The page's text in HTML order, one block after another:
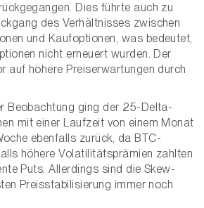
Dies führte auch zu
des Verhältnisses zwischen
und Kaufoptionen, was bedeutet,
nicht erneuert wurden. Der
auf höhere Preiserwartungen durch
Beobachtung ging der 25-Delta-
mit einer Laufzeit von einem Monat
ebenfalls zurück, da BTC-
höhere Volatilitätsprämien zahlten
Puts. Allerdings sind die Skew-
Preisstabilisierung immer noch